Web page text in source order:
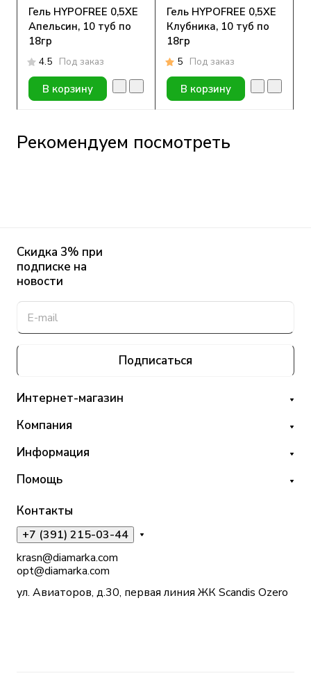
Гель HYPOFREE 0,5ХЕ
Апельсин, 10 туб по
18гр
4.5 Под заказ
В корзину
Гель HYPOFREE 0,5ХЕ
Клубника, 10 туб по
18гр
5 Под заказ
В корзину
Рекомендуем посмотреть
Скидка 3% при
подписке на
новости
Подписаться
Интернет-магазин
Компания
Информация
Помощь
Контакты
+7 (391) 215-03-44
krasn@diamarka.com
opt@diamarka.com
ул. Авиаторов, д.30, первая линия ЖК Scandis Ozero